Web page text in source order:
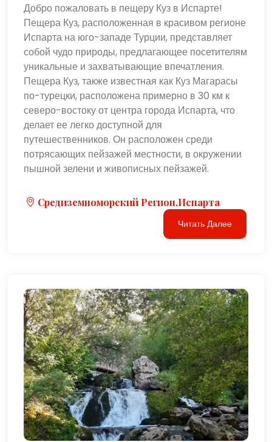
Добро пожаловать в пещеру Куз в Испарте!
Пещера Куз, расположенная в красивом регионе
Испарта на юго-западе Турции, представляет
собой чудо природы, предлагающее посетителям
уникальные и захватывающие впечатления.
Пещера Куз, также известная как Куз Магарасы
по-турецки, расположена примерно в 30 км к
северо-востоку от центра города Испарта, что
делает ее легко доступной для
путешественников. Он расположен среди
потрясающих пейзажей местности, в окружении
пышной зелени и живописных пейзажей.
Средиземноморский Регион,Испарта
Читать Далее